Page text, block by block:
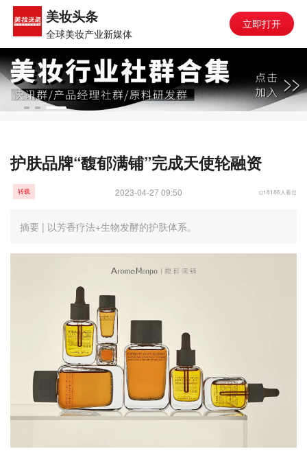
美妆头条
全球美妆产业新媒体
立即打开
护肤品牌“馥郁满铺”完成天使轮融资
转载 2023-04-27 09:50 18186人看过
摘要 | 以芳香疗法+生物发酵的护肤体系。